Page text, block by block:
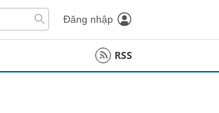
Đăng nhập
RSS